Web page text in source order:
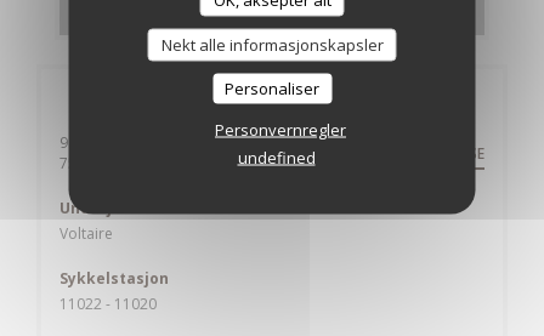
Nekt alle informasjonskapsler
Personaliser
Personvernregler
undefined
Generell informasjon
9 rue Auguste Laurent
75011 Paris
((åpner i et nytt vindu)) VEIBESKRIVELSE
Underjordisk
Voltaire
Sykkelstasjon
11022 - 11020